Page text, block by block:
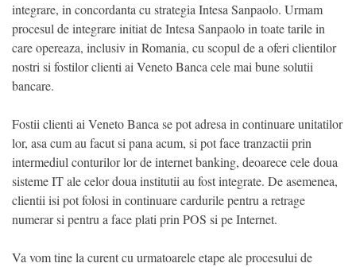
integrare, in concordanta cu strategia Intesa Sanpaolo. Urmam
procesul de integrare initiat de Intesa Sanpaolo in toate tarile in
care opereaza, inclusiv in Romania, cu scopul de a oferi clientilor
nostri si fostilor clienti ai Veneto Banca cele mai bune solutii
bancare.
Fostii clienti ai Veneto Banca se pot adresa in continuare unitatilor
lor, asa cum au facut si pana acum, si pot face tranzactii prin
intermediul conturilor lor de internet banking, deoarece cele doua
sisteme IT ale celor doua institutii au fost integrate. De asemenea,
clientii isi pot folosi in continuare cardurile pentru a retrage
numerar si pentru a face plati prin POS si pe Internet.
Va vom tine la curent cu urmatoarele etape ale procesului de